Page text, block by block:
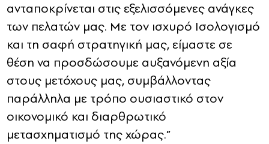
ανταποκρίνεται στις εξελισσόμενες ανάγκες
των πελατών μας. Με τον ισχυρό Ισολογισμό
και τη σαφή στρατηγική μας, είμαστε σε
θέση να προσδώσουμε αυξανόμενη αξία
στους μετόχους μας, συμβάλλοντας
παράλληλα με τρόπο ουσιαστικό στον
οικονομικό και διαρθρωτικό
μετασχηματισμό της χώρας.”